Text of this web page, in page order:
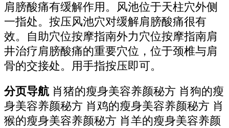
肩膀酸痛有缓解作用。风池位于天柱穴外侧
一指处。按压风池穴对缓解肩膀酸痛很有
效。自助穴位按摩指南外力穴位按摩指南肩
井治疗肩膀酸痛的重要穴位，位于颈椎与肩
骨的交接处。用手指按压即可。
分页导航肖猪的瘦身美容养颜秘方 肖狗的瘦
身美容养颜秘方 肖鸡的瘦身美容养颜秘方 肖
猴的瘦身美容养颜秘方 肖羊的瘦身美容养颜